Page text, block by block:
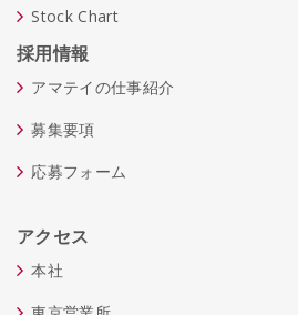
Stock Chart
採用情報
アマテイの仕事紹介
募集要項
応募フォーム
アクセス
本社